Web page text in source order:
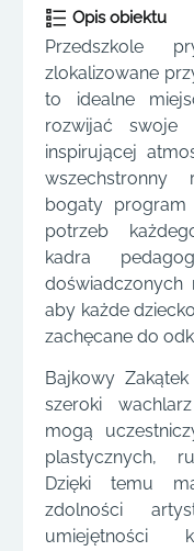
Opis obiektu
Przedszkole
zlokalizowane
to idealne
rozwijać swoje
inspirującej
wszechstronny
bogaty program
potrzeb
kadra
aby każde
zachęcane do
Bajkowy
szeroki
mogą
plastycznych,
Dzięki temu
zdolności
umiejętności